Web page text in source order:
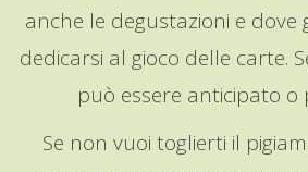
anche le degustazioni e dove
dedicarsi al gioco delle carte.
può essere anticipato o
Se non vuoi toglierti il